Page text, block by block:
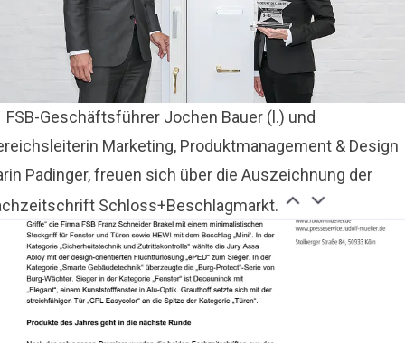
FSB-Geschäftsführer Jochen Bauer (l.) und
Marketing, Produktmanagement & Design
Padinger, freuen sich über die Auszeichnung der
Schloss+Beschlagmarkt.